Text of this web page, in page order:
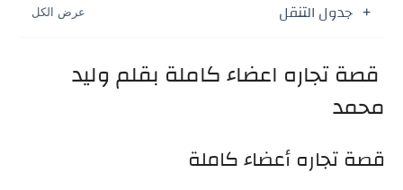
جدول التنقل
قصة تجاره اعضاء كاملة بقلم وليد
محمد
قصة تجاره أعضاء كاملة